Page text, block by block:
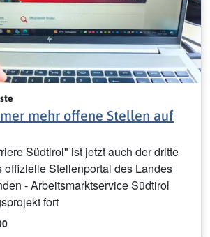
mehr offene Stellen auf
Südtirol" ist jetzt auch der dritte
offizielle Stellenportal des Landes
- Arbeitsmarktservice Südtirol
fort